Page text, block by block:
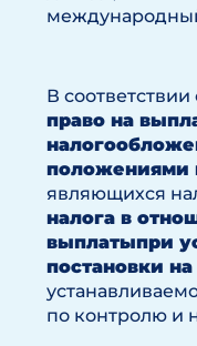
В
право на
положениями
являющихся
налога в
выплатыпри
постановки
по контролю и